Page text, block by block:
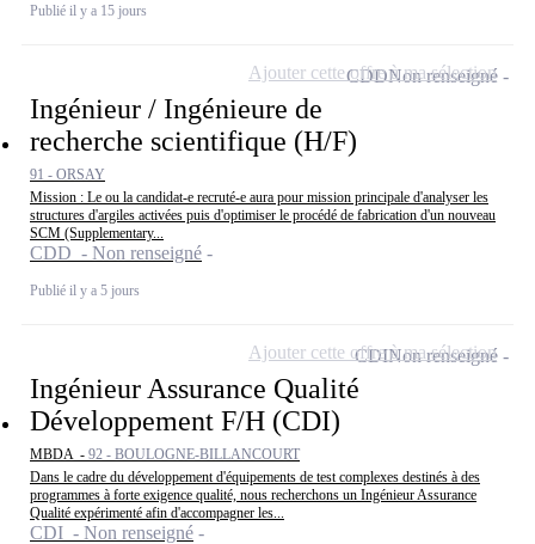
Publié il y a 15 jours
Ingénieur / Ingénieure de
recherche scientifique (H/F)
91 - ORSAY
Mission : Le ou la candidat-e recruté-e aura pour mission principale d'analyser les
structures d'argiles activées puis d'optimiser le procédé de fabrication d'un nouveau
SCM (Supplementary...
CDD - Non renseigné
Publié il y a 5 jours
CDDNon renseigné
Ajouter cette offre à ma sélection
Ingénieur Assurance Qualité
Développement F/H (CDI)
MBDA - 92 - BOULOGNE-BILLANCOURT
Dans le cadre du développement d'équipements de test complexes destinés à des
programmes à forte exigence qualité, nous recherchons un Ingénieur Assurance
Qualité expérimenté afin d'accompagner les...
CDI - Non renseigné
CDINon renseigné
Ajouter cette offre à ma sélection